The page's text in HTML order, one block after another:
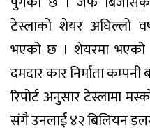
टेस्लाको शेयर अघिल्लो
भएको छ । शेयरमा भएको
दमदार कार निर्माता कम्पनी
रिपोर्ट अनुसार टेस्लामा
संगै उनलाई ४२ बिलियन